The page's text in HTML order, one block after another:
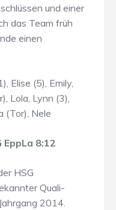
und einer
das Team früh
einen
Elise (5), Emily,
Lola, Lynn (3),
(Tor), Nele
EppLa 8:12
HSG
Quali-
2014.